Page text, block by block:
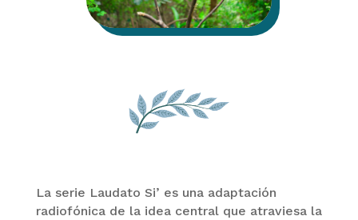
La serie Laudato Si’ es una adaptación
radiofónica de la idea central que atraviesa la